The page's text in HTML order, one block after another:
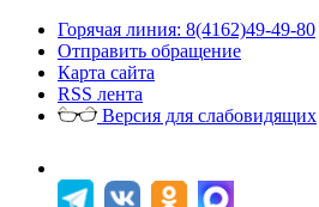
Горячая линия: 8(4162)49-49-80
Отправить обращение
Карта сайта
RSS лента
Версия для слабовидящих